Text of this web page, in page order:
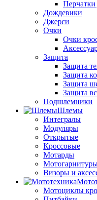
Дождевики
Джерси
Очки
Очки
Защита
Защита
Защита
Защита
Защита
Подшлемники
Шлемы
Интегралы
Модуляры
Открытые
Кроссовые
Мотарды
Визоры и
Мотоциклы